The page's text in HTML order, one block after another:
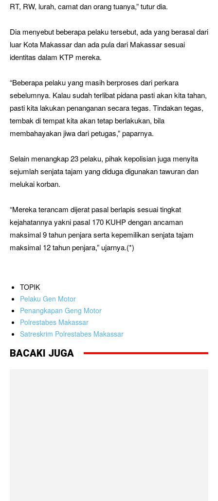
RT, RW, lurah, camat dan orang tuanya,” tutur dia.
Dia menyebut beberapa pelaku tersebut, ada yang berasal dari
luar Kota Makassar dan ada pula dari Makassar sesuai
identitas dalam KTP mereka.
“Beberapa pelaku yang masih berproses dari perkara
sebelumnya. Kalau sudah terlibat pidana pasti akan kita tahan,
pasti kita lakukan penanganan secara tegas. Tindakan tegas,
tembak di tempat kita akan tetap berlakukan, bila
membahayakan jiwa dari petugas,” paparnya.
Selain menangkap 23 pelaku, pihak kepolisian juga menyita
sejumlah senjata tajam yang diduga digunakan tawuran dan
melukai korban.
“Mereka terancam dijerat pasal berlapis sesuai tingkat
kejahatannya yakni pasal 170 KUHP dengan ancaman
maksimal 9 tahun penjara serta kepemilikan senjata tajam
maksimal 12 tahun penjara,” ujarnya.(*)
TOPIK
Pelaku Gen Motor
Penangkapan Geng Motor
Polrestabes Makassar
Satreskrim Polrestabes Makassar
BACAKI JUGA